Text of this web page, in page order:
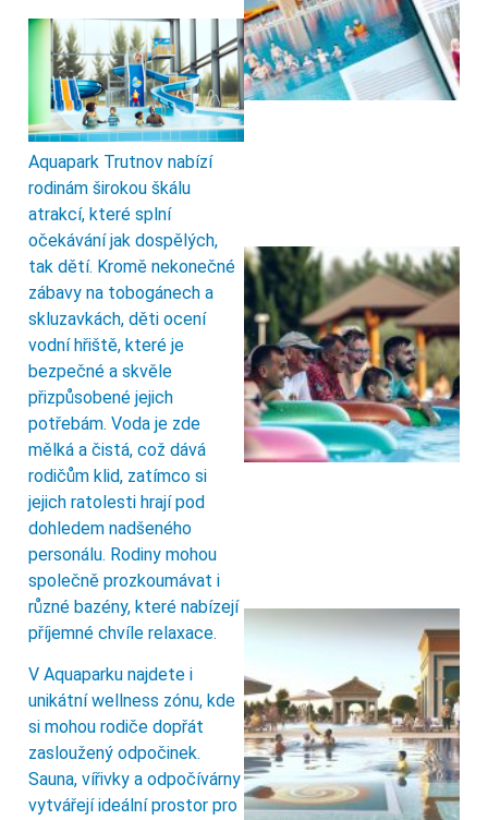
Aquapark Trutnov nabízí
rodinám širokou škálu
atrakcí, které splní
očekávání jak dospělých,
tak dětí. Kromě nekonečné
zábavy na tobogánech a
skluzavkách, děti ocení
vodní hřiště, které je
bezpečné a skvěle
přizpůsobené jejich
potřebám. Voda je zde
mělká a čistá, což dává
rodičům klid, zatímco si
jejich ratolesti hrají pod
dohledem nadšeného
personálu. Rodiny mohou
společně prozkoumávat i
různé bazény, které nabízejí
příjemné chvíle relaxace.
V Aquaparku najdete i
unikátní wellness zónu, kde
si mohou rodiče dopřát
zasloužený odpočinek.
Sauna, vířivky a odpočívárny
vytvářejí ideální prostor pro